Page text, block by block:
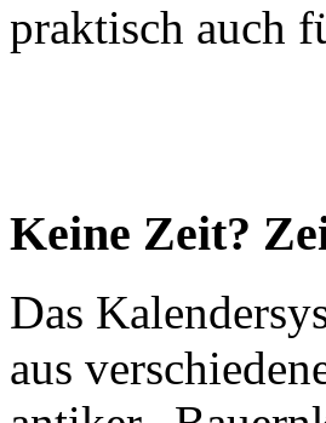
praktisch auch
Keine Zeit?
Das
aus